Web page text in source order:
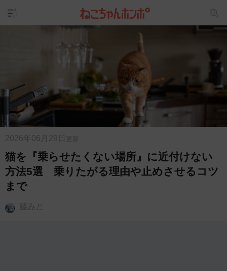
2026年06月29日 更新
猫を『乗らせたくない場所』に近付けない
方法5選 乗りたがる理由や止めさせるコツ
まで
藤みと